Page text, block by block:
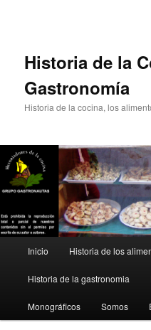
Historia de la
Gastronomía
Historia de la cocina, los
principal
Inicio Historia de los
Historia de la gastronomia
Monográficos Somos